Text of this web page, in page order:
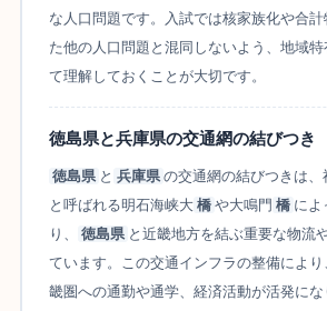
な人口問題です。入試では核家族化や合
た他の人口問題と混同しないよう、地域
て理解しておくことが大切です。
徳島県と兵庫県の交通網の結びつき
徳島県 と 兵庫県 の交通網の結びつきは、
と呼ばれる明石海峡大 橋 や大鳴門 橋 によ
り、
徳島県 と近畿地方を結ぶ重要な物流
ています。この交通インフラの整備によ
畿圏への通勤や通学、経済活動が活発に